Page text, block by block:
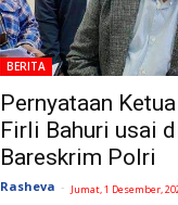
BERITA
Pernyataan
Firli Bahuri usai
Bareskrim Polri
Rasheva - Jumat, 1 Desember,